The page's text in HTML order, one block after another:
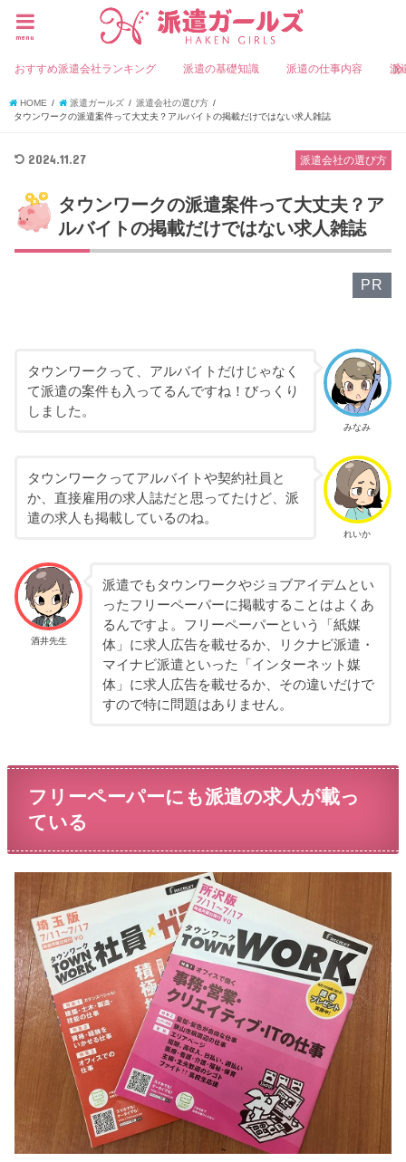
menu
おすすめ派遣会社ランキング 派遣の基礎知識 派遣の仕事内容 派
HOME 派遣ガールズ
派遣会社の選び方
タウンワークの派遣案件って大丈夫？アルバイトの掲載だけではない求人雑誌
派遣会社の選び方
2024.11.27
タウンワークの派遣案件って大丈夫？ア
ルバイトの掲載だけではない求人雑誌
PR
みなみ
タウンワークって、アルバイトだけじゃなく
て派遣の案件も入ってるんですね！びっくり
しました。
れいか
タウンワークってアルバイトや契約社員と
か、直接雇用の求人誌だと思ってたけど、派
遣の求人も掲載しているのね。
酒井先生
派遣でもタウンワークやジョブアイデムとい
ったフリーペーパーに掲載することはよくあ
るんですよ。フリーペーパーという「紙媒
体」に求人広告を載せるか、リクナビ派遣・
マイナビ派遣といった「インターネット媒
体」に求人広告を載せるか、その違いだけで
すので特に問題はありません。
フリーペーパーにも派遣の求人が載っ
ている